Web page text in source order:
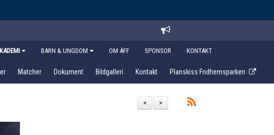
BARN & UNGDOM OM ÄFF SPONSOR KONTAKT
Matcher Dokument Bildgalleri Kontakt Planskiss Fridhemsparken
>
<